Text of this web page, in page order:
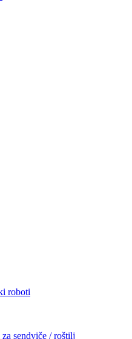
roboti
sendviče / roštilj